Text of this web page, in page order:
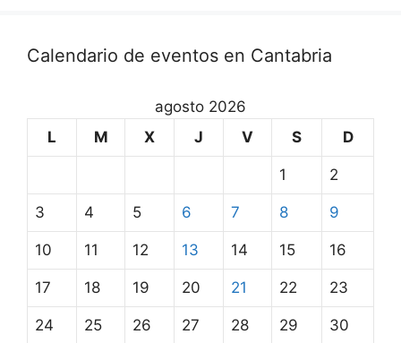
Calendario de eventos en Cantabria
agosto 2026
L
M X J V S D
1 2
3 4 5 6 7 8 9
10 11 12 13 14 15 16
17 18 19 20 21 22 23
24 25 26 27 28 29 30